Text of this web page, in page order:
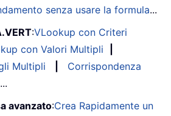
senza usare la formula...
:VLookup con Criteri
con Valori Multipli
Multipli
Corrispondenza
avanzato:Crea Rapidamente un